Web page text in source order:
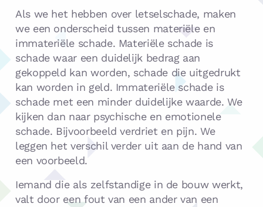
Als we het hebben over letselschade, maken
we een onderscheid tussen materiële en
immateriële schade. Materiële schade is
schade waar een duidelijk bedrag aan
gekoppeld kan worden, schade die uitgedrukt
kan worden in geld. Immateriële schade is
schade met een minder duidelijke waarde. We
kijken dan naar psychische en emotionele
schade. Bijvoorbeeld verdriet en pijn. We
leggen het verschil verder uit aan de hand van
een voorbeeld.
Iemand die als zelfstandige in de bouw werkt,
valt door een fout van een ander van een